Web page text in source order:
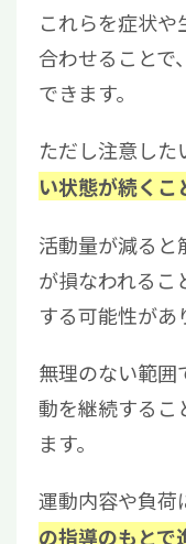
これらを症状
合わせることで
できます。
ただし注意した
い状態が続くこ
活動量が減ると
が損なわれるこ
する可能性があ
無理のない範囲
動を継続するこ
ます。
運動内容や負荷
の指導のもとで